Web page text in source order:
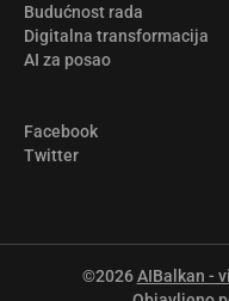
Budućnost rada
Digitalna transformacija
AI za posao
Facebook
Twitter
©2026AIBalkan -